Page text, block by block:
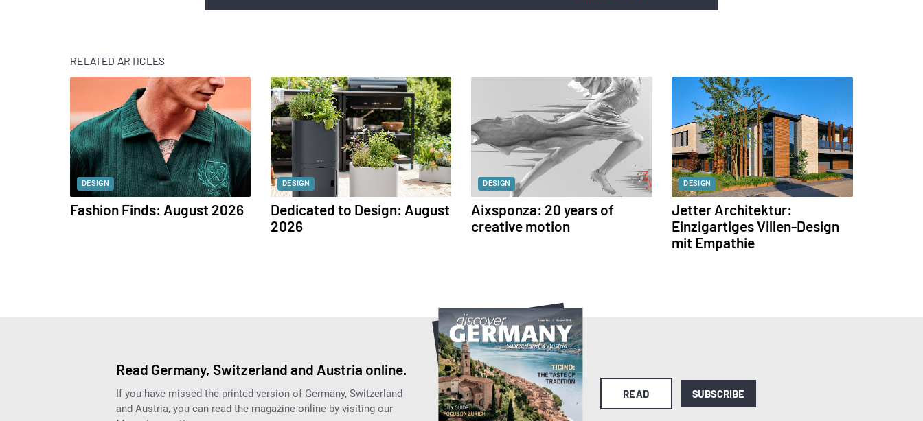
RELATED ARTICLES
DESIGN
Fashion Finds: August 2026
DESIGN
Dedicated to Design: August
2026
DESIGN
Aixsponza: 20 years of
creative motion
DESIGN
Jetter Architektur:
Einzigartiges Villen-Design
mit Empathie
Read Germany, Switzerland and Austria online.
If you have missed the printed version of Germany, Switzerland
and Austria, you can read the magazine online by visiting our
READ SUBSCRIBE